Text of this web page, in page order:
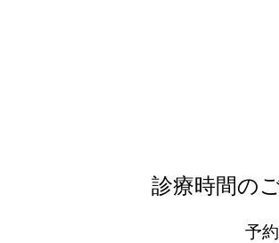
診療時間の
予